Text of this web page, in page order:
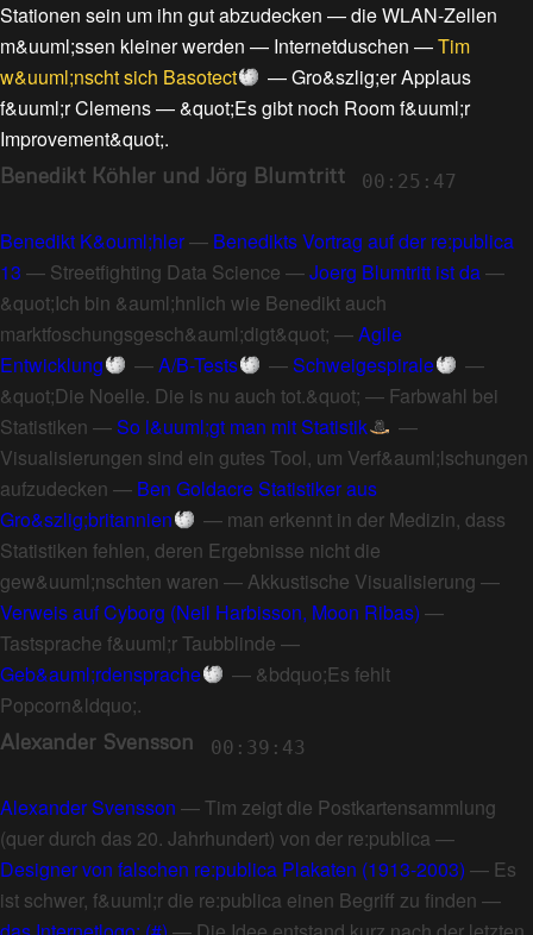
Stationen sein um ihn gut abzudecken —die WLAN-Zellen
m&uuml;ssen kleiner werden — Internetduschen —Tim
w&uuml;nscht sich Basotect
—Gro&szlig;er Applaus
f&uuml;r Clemens—&quot;Es gibt noch Room f&uuml;r
Improvement&quot;.
Benedikt Köhler und Jörg Blumtritt 00:25:47
Benedikt K&ouml;hler— Benedikts Vortrag auf der re:publica
13 — Streetfighting Data Science —Joerg Blumtritt ist da—
&quot;Ich bin &auml;hnlich wie Benedikt auch
marktfoschungsgesch&auml;digt&quot; —Agile
Entwicklung
—A/B-Tests —Schweigespirale
—
&quot;Die Noelle. Die is nu auch tot.&quot; — Farbwahl bei
Statistiken —So l&uuml;gt man mit Statistik
—
Visualisierungen sind ein gutes Tool, um Verf&auml;lschungen
aufzudecken — Ben Goldacre Statistiker aus
Gro&szlig;britannien
— man erkennt in der Medizin, dass
Statistiken fehlen, deren Ergebnisse nicht die
gew&uuml;nschten waren —Akkustische Visualisierung —
Verweis auf Cyborg (Neil Harbisson, Moon Ribas) —
Tastsprache f&uuml;r Taubblinde —
Geb&auml;rdensprache
— &bdquo;Es fehlt
Popcorn&ldquo;.
Alexander Svensson 00:39:43
Alexander Svensson —Tim zeigt die Postkartensammlung
(quer durch das 20. Jahrhundert) von der re:publica —
Designer von falschen re:publica Plakaten (1913-2003) — Es
ist schwer, f&uuml;r die re:publica einen Begriff zu finden —